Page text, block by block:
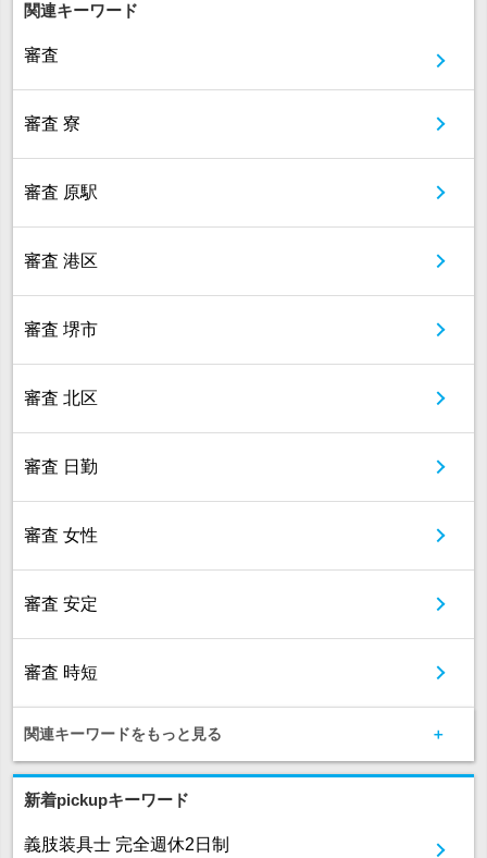
関連キーワード
審査
審査 寮
審査 原駅
審査 港区
審査 堺市
審査 北区
審査 日勤
審査 女性
審査 安定
審査 時短
関連キーワードをもっと見る
新着pickupキーワード
義肢装具士 完全週休2日制